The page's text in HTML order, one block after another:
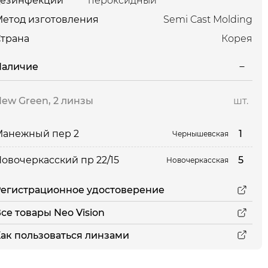
изготовления
Semi Cast Molding
Корея
Green, 2 линзы шт.
пер 2 Чернышевская 1
пр 22/15 Новочеркасская 5
удостоверение
товары Neo Vision
пользоваться линзами